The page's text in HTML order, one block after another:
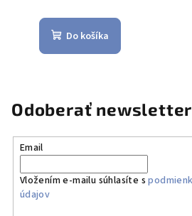
Do košíka
Odoberať newsletter
Email
Vložením e-mailu súhlasíte s
údajov